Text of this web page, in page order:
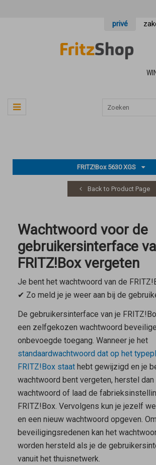
privé
FRITZ!Box 5630 XGS
Back to Product Page
Wachtwoord voor de
gebruikersinterface
FRITZ!Box vergeten
Je bent het wachtwoord van de
✔ Zo meld je je weer aan bij de
De gebruikersinterface van je
een zelfgekozen wachtwoord
onbevoegde toegang. Wanneer je het
standaardwachtwoord dat op het
FRITZ!Box staathebt gewijzigd en je
wachtwoord bent vergeten, herstel dan
wachtwoord of laad de
FRITZ!Box. Vervolgens kun je jezelf
en een nieuw wachtwoord opgeven. Om
beveiligingsredenen kan het
worden hersteld als je de
vanuit het thuisnetwerk.